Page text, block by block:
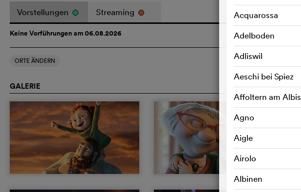
Vorstellungen Streaming
Keine Vorführungen am 06.08.2026
ORTE ÄNDERN
Acquarossa
Adelboden
Adliswil
Aeschi bei Spiez
Affoltern am Albis
Agno
Aigle
Airolo
Albinen
GALERIE